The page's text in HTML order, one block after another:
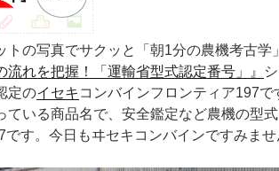
トの写真でサクッと「朝1分の農機考古学」
流れを把握！「運輸省型式認定番号」』
定のイセキ コンバインフロンティア197
ている商品名で、安全鑑定など農機の型
です。今日もヰセキコンバインですみませ